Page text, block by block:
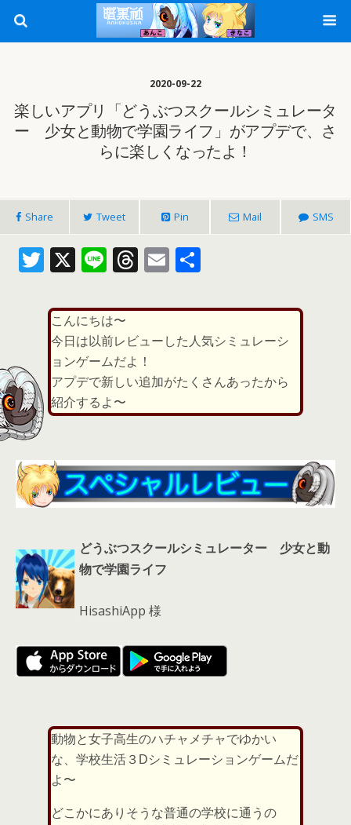
2020-09-22
楽しいアプリ「どうぶつスクールシミュレータ
ー 少女と動物で学園ライフ」がアプデで、さ
らに楽しくなったよ！
Share Tweet Pin Mail SMS
T
itt
er
X Li
e
T
re
a
d
s
E
ai
l
こんにちは〜
今日は以前レビューした人気シミュレーシ
ョンゲームだよ！
アプデで新しい追加がたくさんあったから
紹介するよ〜
どうぶつスクールシミュレーター 少女と動
物で学園ライフ
HisashiApp 様
動物と女子高生のハチャメチャでゆかい
な、学校生活３Dシミュレーションゲームだ
よ〜
どこかにありそうな普通の学校に通うの